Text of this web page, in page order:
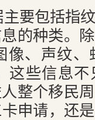
要包括指
的种类。
像、声纹
这些信息
整个移民
申请，还